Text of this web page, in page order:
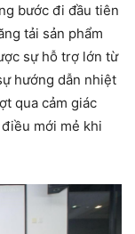
bước đi đầu tiên
tải sản phẩm
sự hỗ trợ lớn từ
hướng dẫn nhiệt
qua cảm giác
mới mẻ khi